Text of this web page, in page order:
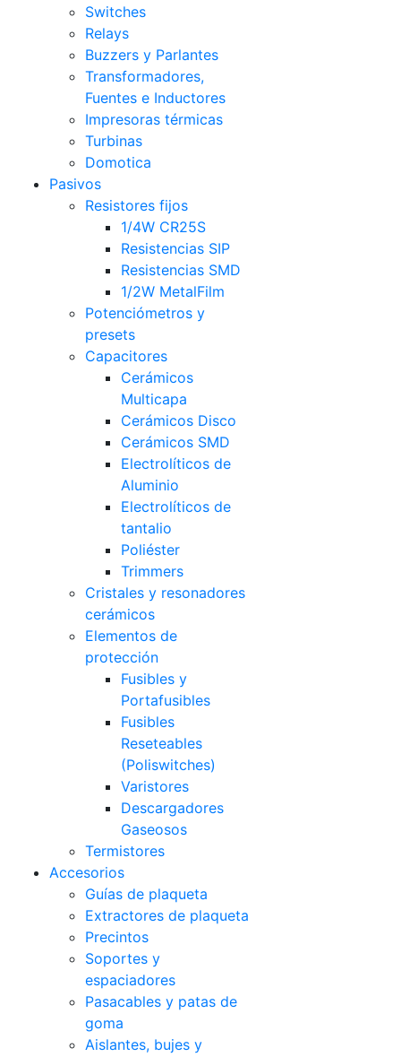
Switches
Relays
Buzzers y Parlantes
Transformadores,
Fuentes e Inductores
Impresoras térmicas
Turbinas
Domotica
Pasivos
Resistores fijos
1/4W CR25S
Resistencias SIP
Resistencias SMD
1/2W MetalFilm
Potenciómetros y
presets
Capacitores
Cerámicos
Multicapa
Cerámicos Disco
Cerámicos SMD
Electrolíticos de
Aluminio
Electrolíticos de
tantalio
Poliéster
Trimmers
Cristales y resonadores
cerámicos
Elementos de
protección
Fusibles y
Portafusibles
Fusibles
Reseteables
(Poliswitches)
Varistores
Descargadores
Gaseosos
Termistores
Accesorios
Guías de plaqueta
Extractores de plaqueta
Precintos
Soportes y
espaciadores
Pasacables y patas de
goma
Aislantes, bujes y